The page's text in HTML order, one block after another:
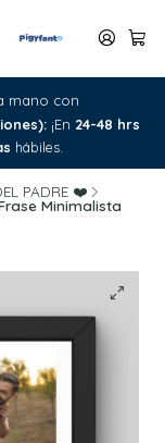
mano con
¡En 24-48 hrs
hábiles.
PADRE ❤️
Minimalista